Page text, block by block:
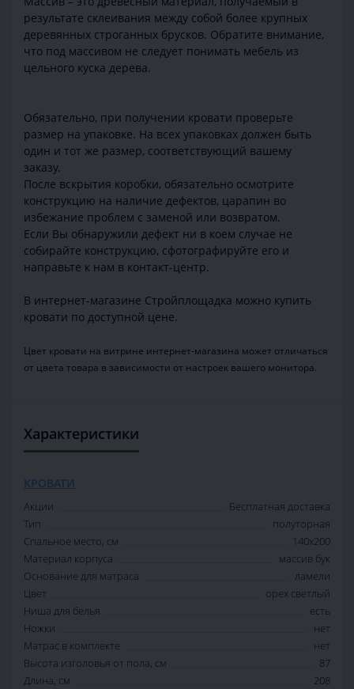
результате склеивания между собой более крупных
деревянных строганных брусков. Обратите внимание,
что под массивом не следует понимать мебель из
цельного куска дерева.
Обязательно, при получении кровати проверьте
размер на упаковке. На всех упаковках должен быть
один и тот же размер, соответствующий вашему
заказу.
После вскрытия коробки, обязательно осмотрите
конструкцию на наличие дефектов, царапин во
избежание проблем с заменой или возвратом.
Если Вы обнаружили дефект ни в коем случае не
собирайте конструкцию, сфотографируйте его и
направьте к нам в контакт-центр.
В интернет-магазине Стройплощадка можно купить
кровати по доступной цене.
Цвет кровати на витрине интернет-магазина может отличаться
от цвета товара в зависимости от настроек вашего монитора.
Характеристики
КРОВАТИ
Акции
Бесплатная доставка
Тип
полуторная
Спальное место, см
140х200
Материал корпуса
массив бук
Основание для матраса
ламели
Цвет
орех светлый
Ниша для белья
есть
Ножки
нет
Матрас в комплекте
нет
Высота изголовья от пола, см
87
Длина, см
208